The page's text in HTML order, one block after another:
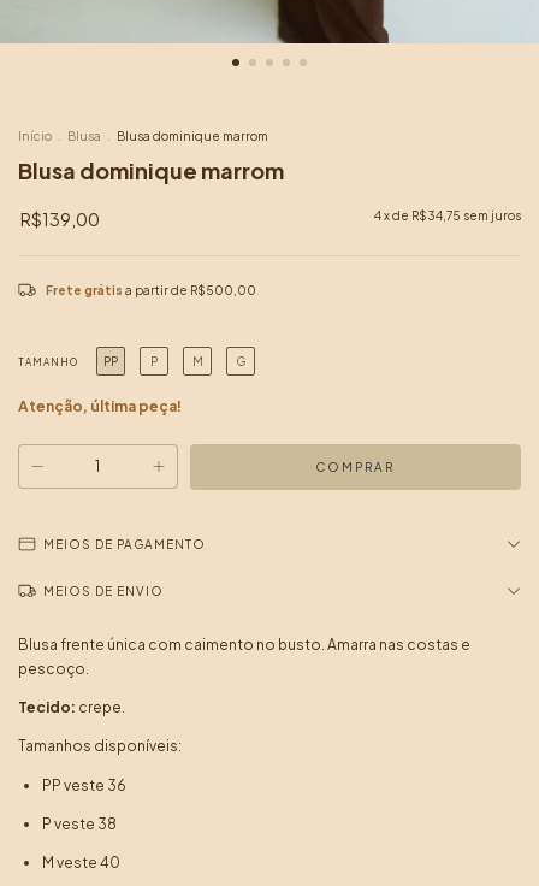
Início Blusa Blusa dominique marrom
Blusa dominique marrom
R$139,00 4x de R$34,75 sem juros
Frete grátis a partir de R$500,00
TAMANHO PP P M G
Atenção, última peça!
MEIOS DE PAGAMENTO
MEIOS DE ENVIO
Blusa frente única com caimento no busto. Amarra nas costas e
pescoço.
Tecido: crepe.
Tamanhos disponíveis:
PP veste 36
P veste 38
M veste 40